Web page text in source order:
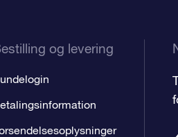
og levering